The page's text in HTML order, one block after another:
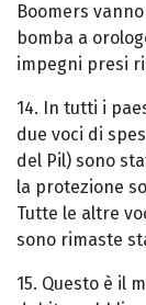
Boomers
bomba a
impegni presi
14. In tutti i
due voci di
del Pil) sono
la protezione
Tutte le altre
sono rimaste
15. Questo è il